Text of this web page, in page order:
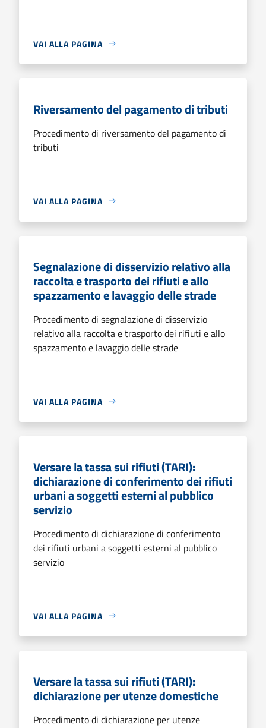
VAI ALLA PAGINA
Riversamento del pagamento di tributi
Procedimento di riversamento del pagamento di
tributi
VAI ALLA PAGINA
Segnalazione di disservizio relativo alla
raccolta e trasporto dei rifiuti e allo
spazzamento e lavaggio delle strade
Procedimento di segnalazione di disservizio
relativo alla raccolta e trasporto dei rifiuti e allo
spazzamento e lavaggio delle strade
VAI ALLA PAGINA
Versare la tassa sui rifiuti (TARI):
dichiarazione di conferimento dei rifiuti
urbani a soggetti esterni al pubblico
servizio
Procedimento di dichiarazione di conferimento
dei rifiuti urbani a soggetti esterni al pubblico
servizio
VAI ALLA PAGINA
Versare la tassa sui rifiuti (TARI):
dichiarazione per utenze domestiche
Procedimento di dichiarazione per utenze